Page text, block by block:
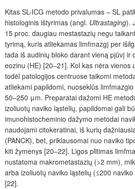
Kitas SL-ICG metodo privalumas – SL
histologinis ištyrimas (angl. Ultrastaging).
15 proc. daugiau mestastazių negu
tyrimą, kuris atliekamas limfmazgį per
tada iš audinių bloko darant vieną pjūvį ir
eozinu (HE) [20–21]. Kol kas nėra vienos
todėl patologijos centruose taikomi
atliekami papildomi, nuoseklūs
50–250 μm. Preparatai dažomi HE
izoliuotų naviko ląstelių, papildomai gali
imunohistocheminio dažymo metodai
naudojami citokeratinai, iš kurių
(PANCK), bet, priklausomai nuo naviko
kiti žymenys [20–22]. Ligos plitimas
nustatoma makrometastazių (>2 mm),
arba izoliuotų naviko ląstelių (≤200
[22].